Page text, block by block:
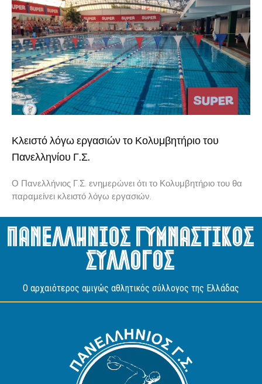
Κλειστό λόγω εργασιών το Κολυμβητήριο του
Πανελληνίου Γ.Σ.
Ο Πανελλήνιος Γ.Σ. ενημερώνει ότι το Κολυμβητήριο του θα
παραμείνει κλειστό λόγω εργασιών.
Πανελληνιος Γυμναστικος
Συλλογος
O αρχαιότερος αμιγώς αθλητικός σύλλογος της Ελλάδας